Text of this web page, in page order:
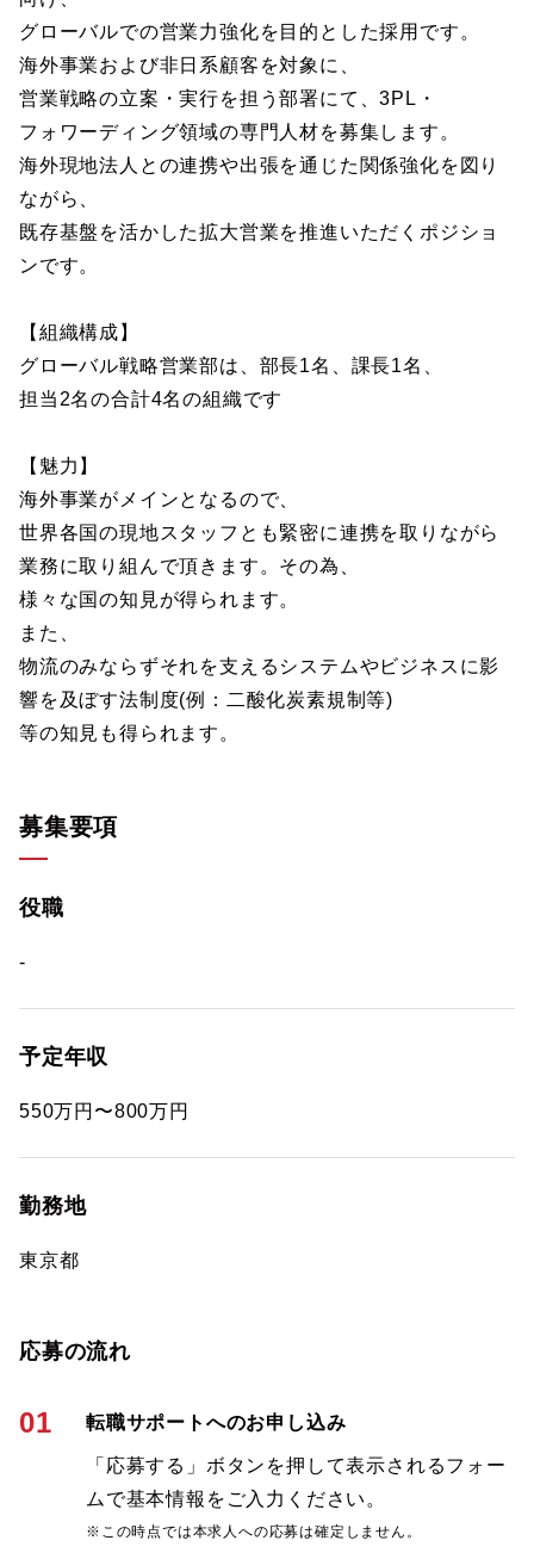
グローバルでの営業力強化を目的とした採用です。
海外事業および非日系顧客を対象に、
営業戦略の立案・実行を担う部署にて、3PL・
フォワーディング領域の専門人材を募集します。
海外現地法人との連携や出張を通じた関係強化を図り
ながら、
既存基盤を活かした拡大営業を推進いただくポジショ
ンです。
【組織構成】
グローバル戦略営業部は、部長1名、課長1名、
担当2名の合計4名の組織です
【魅力】
海外事業がメインとなるので、
世界各国の現地スタッフとも緊密に連携を取りながら
業務に取り組んで頂きます。その為、
様々な国の知見が得られます。
また、
物流のみならずそれを支えるシステムやビジネスに影
響を及ぼす法制度(例：二酸化炭素規制等)
等の知見も得られます。
募集要項
役職
-
予定年収
550万円〜800万円
勤務地
東京都
応募の流れ
01 転職サポートへのお申し込み
「応募する」ボタンを押して表示されるフォー
ムで基本情報をご入力ください。
※この時点では本求人への応募は確定しません。